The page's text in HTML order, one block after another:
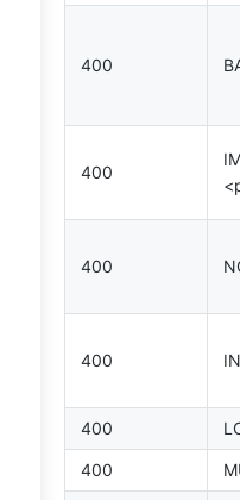
400
400
400
400
400
400